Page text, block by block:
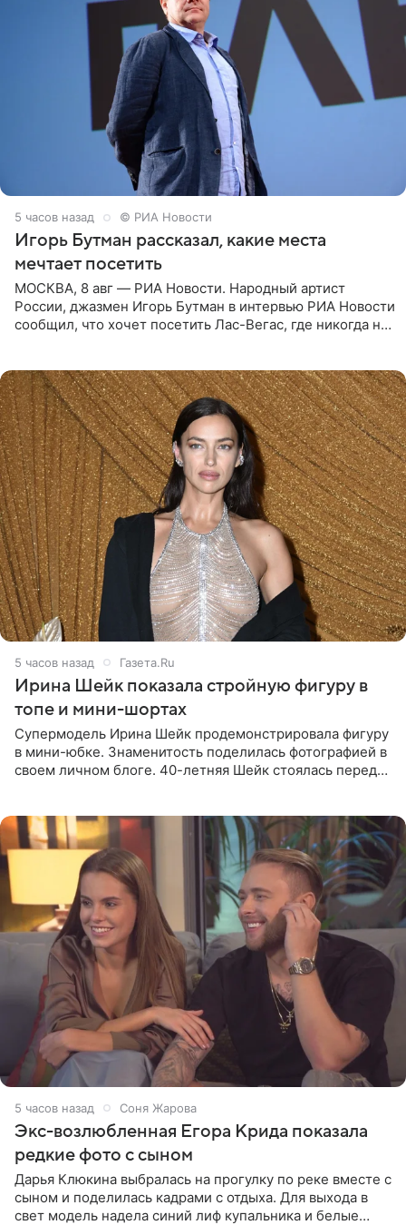
5 часов назад © РИА Новости
Игорь Бутман рассказал, какие места
мечтает посетить
МОСКВА, 8 авг — РИА Новости. Народный артист
России, джазмен Игорь Бутман в интервью РИА Новости
сообщил, что хочет посетить Лас-Вегас, где никогда не
5 часов назад Газета.Ru
Ирина Шейк показала стройную фигуру в
топе и мини-шортах
Супермодель Ирина Шейк продемонстрировала фигуру
в мини-юбке. Знаменитость поделилась фотографией в
своем личном блоге. 40-летняя Шейк стоялась перед
5 часов назад Соня Жарова
Экс-возлюбленная Егора Крида показала
редкие фото с сыном
Дарья Клюкина выбралась на прогулку по реке вместе с
сыном и поделилась кадрами с отдыха. Для выхода в
свет модель надела синий лиф купальника и белые